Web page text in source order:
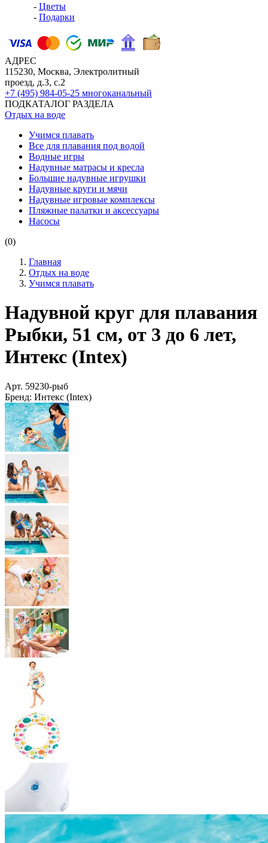
- Цветы
- Подарки
АДРЕС
115230, Москва, Электролитный
проезд, д.3, с.2
+7 (495) 984-05-25 многоканальный
ПОДКАТАЛОГ РАЗДЕЛА
Отдых на воде
Учимся плавать
Все для плавания под водой
Водные игры
Надувные матрасы и кресла
Большие надувные игрушки
Надувные круги и мячи
Надувные игровые комплексы
Пляжные палатки и аксессуары
Насосы
(0)
Главная
Отдых на воде
Учимся плавать
Надувной круг для плавания
Рыбки, 51 см, от 3 до 6 лет,
Интекс (Intex)
Арт. 59230-рыб
Бренд: Интекс (Intex)